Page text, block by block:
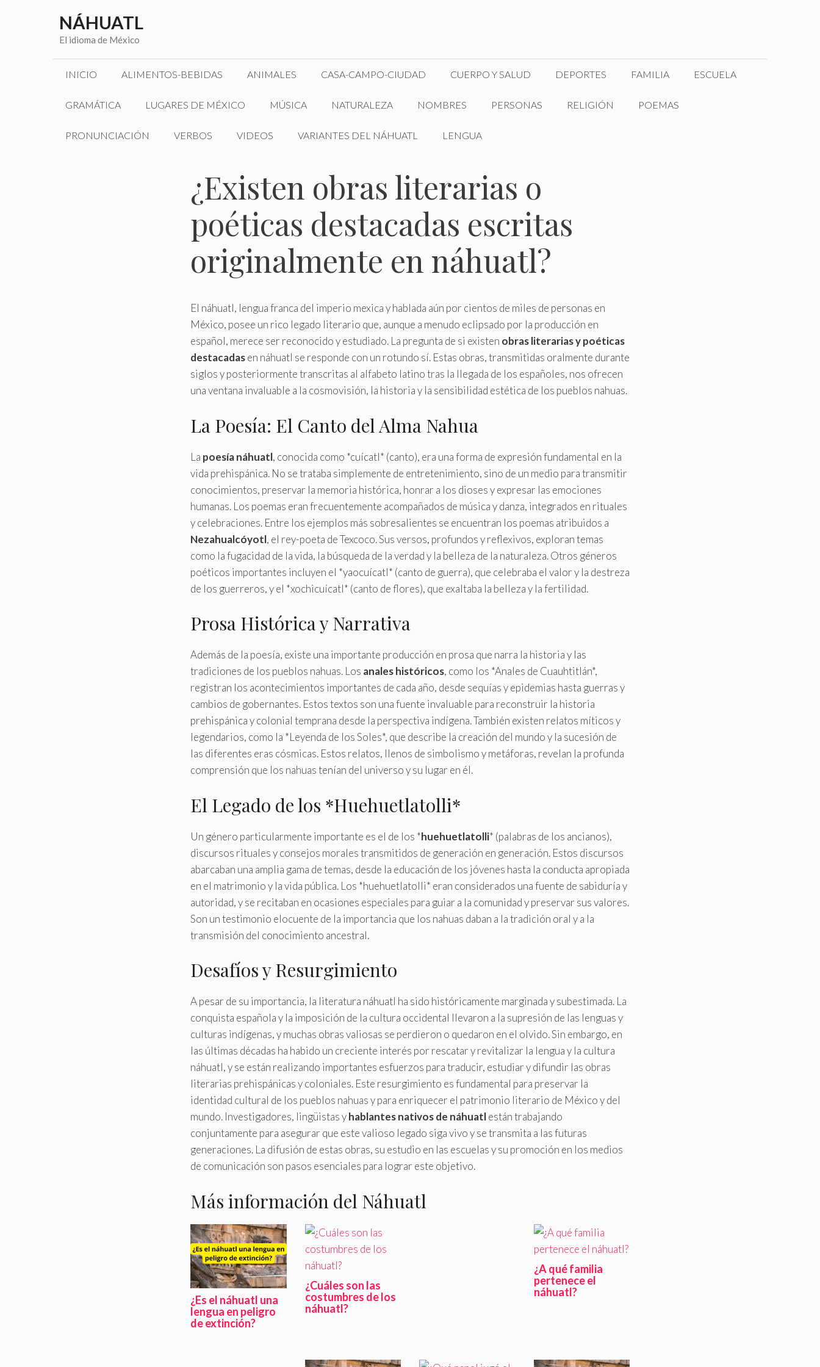
contenido
NÁHUATL
El idioma de México
INICIO ALIMENTOS-BEBIDAS ANIMALES CASA-CAMPO-CIUDAD CUERPO Y SALUD DEPORTES FAMILIA ESCUELA
GRAMÁTICA LUGARES DE MÉXICO MÚSICA NATURALEZA NOMBRES PERSONAS RELIGIÓN POEMAS
PRONUNCIACIÓN VERBOS VIDEOS VARIANTES DEL NÁHUATL LENGUA
¿Existen obras literarias o
poéticas destacadas escritas
originalmente en náhuatl?
El náhuatl, lengua franca del imperio mexica y hablada aún por cientos de miles de personas en
México, posee un rico legado literario que, aunque a menudo eclipsado por la producción en
español, merece ser reconocido y estudiado. La pregunta de si existen obras literarias y poéticas
destacadasen náhuatl se responde con un rotundo sí. Estas obras, transmitidas oralmente durante
siglos y posteriormente transcritas al alfabeto latino tras la llegada de los españoles, nos ofrecen
una ventana invaluable a la cosmovisión, la historia y la sensibilidad estética de los pueblos nahuas.
La Poesía: El Canto del Alma Nahua
La poesía náhuatl, conocida como *cuícatl* (canto), era una forma de expresión fundamental en la
vida prehispánica. No se trataba simplemente de entretenimiento, sino de un medio para transmitir
conocimientos, preservar la memoria histórica, honrar a los dioses y expresar las emociones
humanas. Los poemas eran frecuentemente acompañados de música y danza, integrados en rituales
y celebraciones. Entre los ejemplos más sobresalientes se encuentran los poemas atribuidos a
Nezahualcóyotl, el rey-poeta de Texcoco. Sus versos, profundos y reflexivos, exploran temas
como la fugacidad de la vida, la búsqueda de la verdad y la belleza de la naturaleza. Otros géneros
poéticos importantes incluyen el *yaocuícatl* (canto de guerra), que celebraba el valor y la destreza
de los guerreros, y el *xochicuícatl* (canto de flores), que exaltaba la belleza y la fertilidad.
Prosa Histórica y Narrativa
Además de la poesía, existe una importante producción en prosa que narra la historia y las
tradiciones de los pueblos nahuas. Los anales históricos, como los *Anales de Cuauhtitlán*,
registran los acontecimientos importantes de cada año, desde sequías y epidemias hasta guerras y
cambios de gobernantes. Estos textos son una fuente invaluable para reconstruir la historia
prehispánica y colonial temprana desde la perspectiva indígena. También existen relatos míticos y
legendarios, como la *Leyenda de los Soles*, que describe la creación del mundo y la sucesión de
las diferentes eras cósmicas. Estos relatos, llenos de simbolismo y metáforas, revelan la profunda
comprensión que los nahuas tenían del universo y su lugar en él.
El Legado de los *Huehuetlatolli*
Un género particularmente importante es el de los *huehuetlatolli* (palabras de los ancianos),
discursos rituales y consejos morales transmitidos de generación en generación. Estos discursos
abarcaban una amplia gama de temas, desde la educación de los jóvenes hasta la conducta apropiada
en el matrimonio y la vida pública. Los *huehuetlatolli* eran considerados una fuente de sabiduría y
autoridad, y se recitaban en ocasiones especiales para guiar a la comunidad y preservar sus valores.
Son un testimonio elocuente de la importancia que los nahuas daban a la tradición oral y a la
transmisión del conocimiento ancestral.
Desafíos y Resurgimiento
A pesar de su importancia, la literatura náhuatl ha sido históricamente marginada y subestimada. La
conquista española y la imposición de la cultura occidental llevaron a la supresión de las lenguas y
culturas indígenas, y muchas obras valiosas se perdieron o quedaron en el olvido. Sin embargo, en
las últimas décadas ha habido un creciente interés por rescatar y revitalizar la lengua y la cultura
náhuatl, y se están realizando importantes esfuerzos para traducir, estudiar y difundir las obras
literarias prehispánicas y coloniales. Este resurgimiento es fundamental para preservar la
identidad cultural de los pueblos nahuas y para enriquecer el patrimonio literario de México y del
mundo. Investigadores, lingüistas yhablantes nativos de náhuatlestán trabajando
conjuntamente para asegurar que este valioso legado siga vivo y se transmita a las futuras
generaciones. La difusión de estas obras, su estudio en las escuelas y su promoción en los medios
de comunicación son pasos esenciales para lograr este objetivo.
Más información del Náhuatl
¿Es el náhuatl una
lengua en peligro
de extinción?
¿Cuáles son las
costumbres de los
náhuatl?
¿A qué familia
pertenece el
náhuatl?